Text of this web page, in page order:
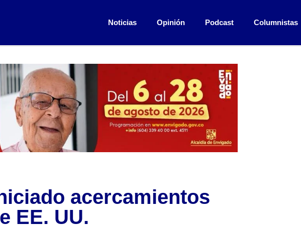
Noticias Opinión Podcast Columnistas
acercamientos
EE. UU.